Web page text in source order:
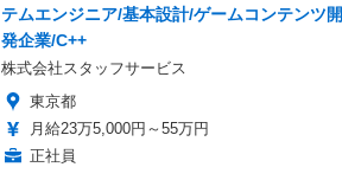
テムエンジニア/基本設計/ゲームコンテンツ開
発企業/C++
株式会社スタッフサービス
東京都
月給23万5,000円～55万円
正社員